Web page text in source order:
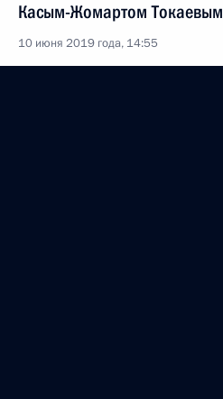
Касым-Жомартом Токаевым
10 июня 2019 года, 14:55